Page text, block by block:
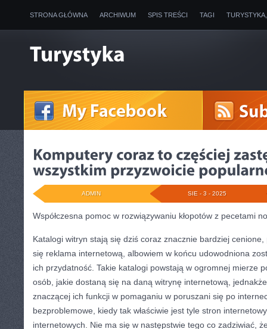
STRONA GŁÓWNA ARCHIWUM SPIS TREŚCI TAGI
SIE - 3 - 2025
ADMIN
Współczesna pomoc w rozwiązywaniu kłopotów z pecetami
Katalogi witryn stają się dziś coraz znacznie bardziej
się reklama internetową, albowiem w końcu udowodniona
ich przydatność. Takie katalogi powstają w ogromnej mierze
osób, jakie dostaną się na daną witrynę internetową,
znaczącej ich funkcji w pomaganiu w poruszani się po
bezproblemowe, kiedy tak właściwie jest tyle stron
internetowych. Nie ma się w następstwie tego co zadziwiać,